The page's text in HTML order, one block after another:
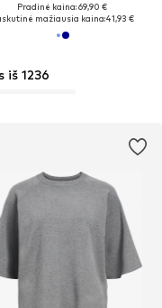
iš 1236
Pradinė kaina: 69,90 €
mažiausia kaina:41,93 €